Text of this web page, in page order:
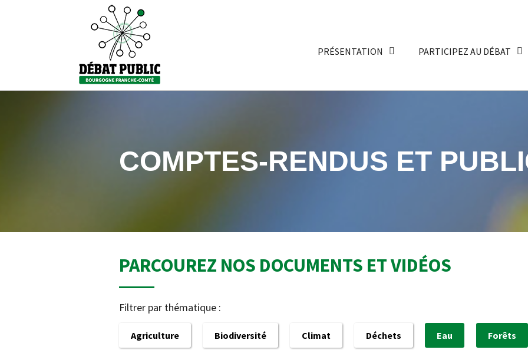
PRÉSENTATION PARTICIPEZ AU DÉBAT
COMPTES-RENDUS ET
PARCOUREZ NOS DOCUMENTS ET VIDÉOS
Filtrer par thématique :
Agriculture Biodiversité Climat Déchets Eau Forêts